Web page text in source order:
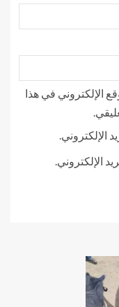
الإلكتروني في هذا
الإلكتروني.
الإلكتروني.